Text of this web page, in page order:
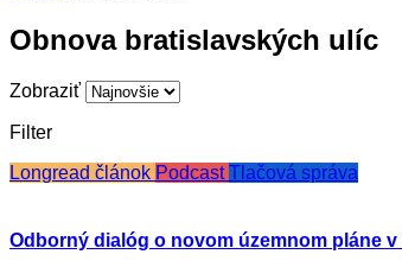
Obnova bratislavských ulíc
Zobraziť
Filter
Longread článok PodcastTlačová správa
Odborný dialóg o novom územnom pláne